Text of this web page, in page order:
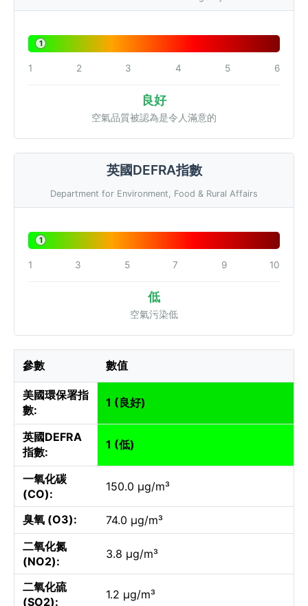
1
1 2 3 4 5 6
良好
空氣品質被認為是令人滿意的
英國DEFRA指數
Department for Environment, Food & Rural Affairs
1
1 3 5 7 9 10
低
空氣污染低
參數 數值
美國環保署指
數:
1 (良好)
英國DEFRA
指數:
1 (低)
一氧化碳
(CO):
150.0 µg/m³
臭氧 (O3):
74.0 µg/m³
二氧化氮
(NO2):
3.8 µg/m³
二氧化硫
(SO2):
1.2 µg/m³